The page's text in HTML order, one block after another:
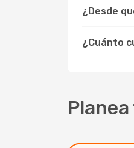
¿Desde
¿Cuánto